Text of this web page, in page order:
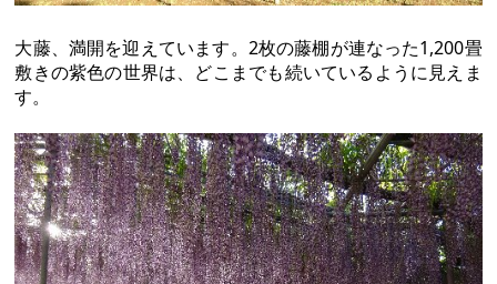
大藤、満開を迎えています。2枚の藤棚が連なった1,200畳
敷きの紫色の世界は、どこまでも続いているように見えま
す。